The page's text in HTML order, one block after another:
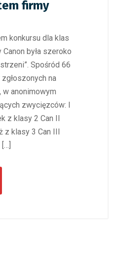
firmy
konkursu dla klas
była szeroko
Spośród 66
na
w anonimowym
zwycięzców: I
z klasy 2 Can II
z klasy 3 Can III